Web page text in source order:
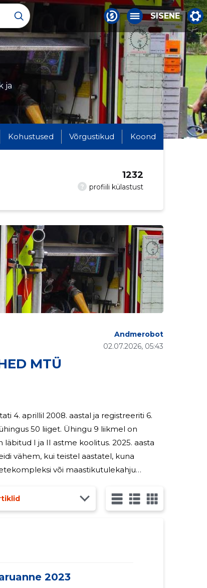
SISENE
ja
Kohustused Võrgustikud Koond
? profiili külastust
1232
MTÜ
02.07.2026, 05:43
Andmerobot
4. aprillil 2008. aastal ja registreeriti 6.
ja II astme koolitus. 2025. aasta
vähem, kui teistel aastatel, kuna
2023